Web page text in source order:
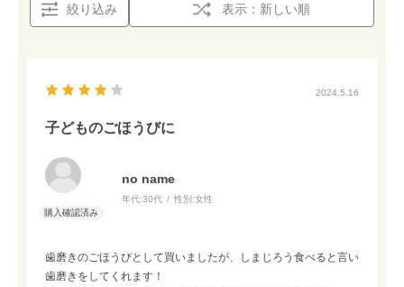
絞り込み 表示：新しい順
2024.5.16
子どものごほうびに
no name
年代:30代 性別:女性
歯磨きのごほうびとして買いましたが、しまじろう食べると言い
歯磨きをしてくれます！